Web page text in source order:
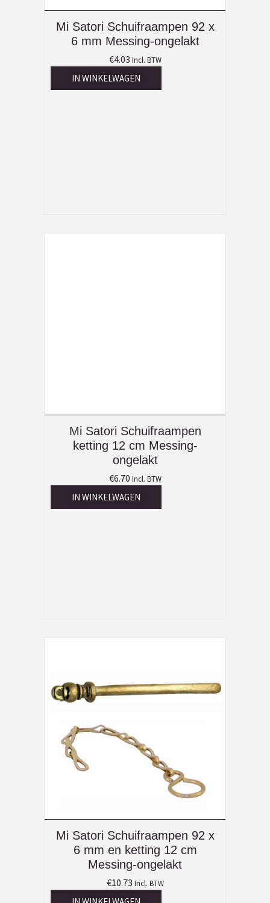
Mi Satori Schuifraampen 92 x
6 mm Messing-ongelakt
€4.03 Incl. BTW
IN WINKELWAGEN
Mi Satori Schuifraampen
ketting 12 cm Messing-
ongelakt
€6.70 Incl. BTW
IN WINKELWAGEN
Mi Satori Schuifraampen 92 x
6 mm en ketting 12 cm
Messing-ongelakt
€10.73 Incl. BTW